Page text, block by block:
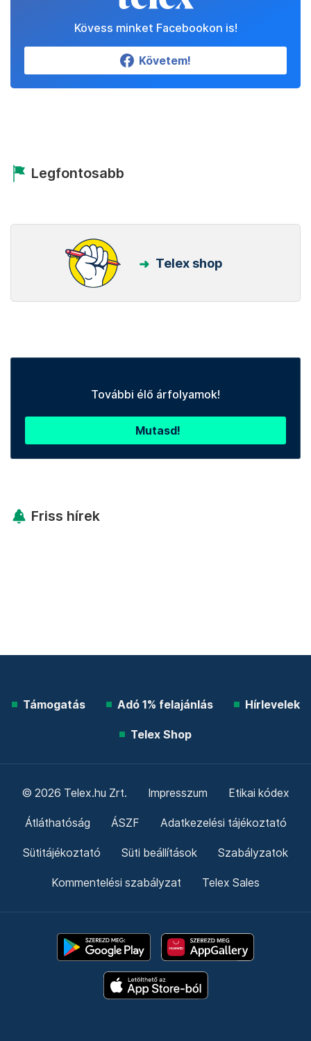
Kövess minket Facebookon is!
Követem!
Legfontosabb
Telex shop
További élő árfolyamok!
Mutasd!
Friss hírek
Támogatás Adó 1% felajánlás Hírlevelek
Telex Shop
© 2026 Telex.hu Zrt. Impresszum Etikai kódex
Átláthatóság ÁSZF Adatkezelési tájékoztató
Sütitájékoztató Süti beállítások Szabályzatok
Kommentelési szabályzat Telex Sales